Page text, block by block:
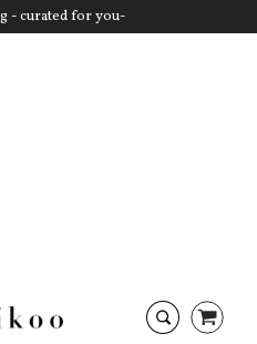
- curated for you-